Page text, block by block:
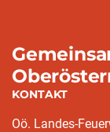
KONTAKT
Oö. Landes-